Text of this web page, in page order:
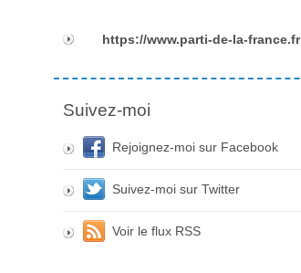
https://www.parti-de-la-france.fr
Suivez-moi
Rejoignez-moi sur Facebook
Suivez-moi sur Twitter
Voir le flux RSS